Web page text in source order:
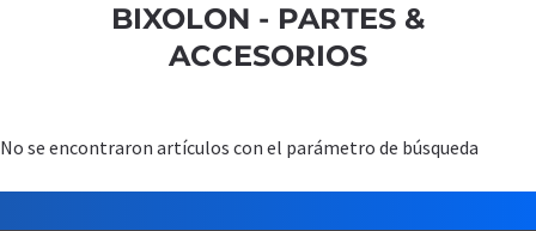
BIXOLON - PARTES &
ACCESORIOS
No se encontraron artículos con el parámetro de búsqueda